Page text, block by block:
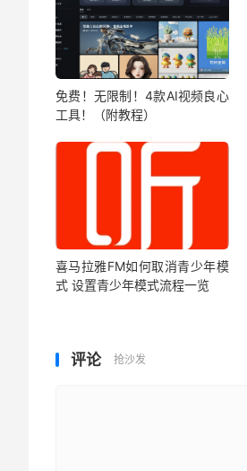
免费！无限制！4款AI视频良心
工具！（附教程）
喜马拉雅FM如何取消青少年模
式 设置青少年模式流程一览
评论 抢沙发